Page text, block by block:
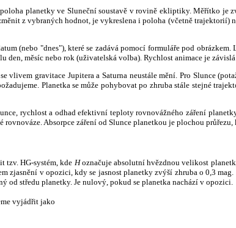
planetky ve Sluneční soustavě v rovině ekliptiky. Měřítko
z vybraných hodnot, je vykreslena i poloha (včetně
(nebo "dnes"), které se zadává pomocí formuláře pod
den, měsíc nebo rok (uživatelská volba). Rychlost animace je
vlivem gravitace Jupitera a Saturna neustále mění. Pro Slunce
Planetka se může pohybovat po zhruba stále stejné
rychlost a odhad efektivní teploty rovnovážného záření
Absorpce záření od Slunce planetkou je plochou průřezu,
tzv. HG-systém, kde Hoznačuje absolutní hvězdnou velikost
zjasnění v opozici, kdy se jasnost planetky zvýší zhruba o 0,3
od středu planetky. Je nulový, pokud se planetka nachází v opozici.
vyjádřit jako